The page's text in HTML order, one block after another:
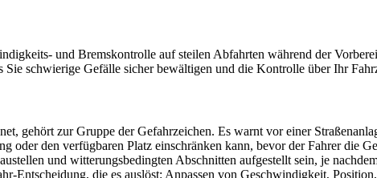
und Bremskontrolle auf steilen Abfahrten während der
Sie schwierige Gefälle sicher bewältigen und die Kontrolle über Ihr
gehört zur Gruppe der Gefahrzeichen. Es warnt vor einer
den verfügbaren Platz einschränken kann, bevor der Fahrer die
und witterungsbedingten Abschnitten aufgestellt sein, je
Entscheidung, die es auslöst: Anpassen von Geschwindigkeit,